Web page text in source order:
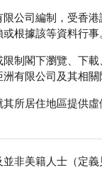
公司編制，受香
根據該等資料行
制閣下瀏覽、下
有限公司及其相
所居住地區提供
非美籍人士（定
HSI 恒生指數